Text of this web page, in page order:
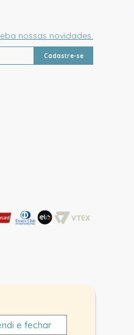
nossas novidades.
Cadastre-se
e fechar